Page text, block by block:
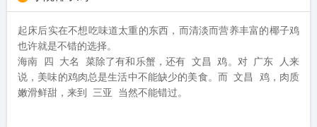
起床后实在不想吃味道太重的东西，而清淡而营养丰富的椰子鸡
也许就是不错的选择。
海南 四 大名 菜除了有和乐蟹，还有 文昌 鸡。对 广东 人来
说，美味的鸡肉总是生活中不能缺少的美食。而 文昌 鸡，肉质
嫩滑鲜甜，来到 三亚 当然不能错过。